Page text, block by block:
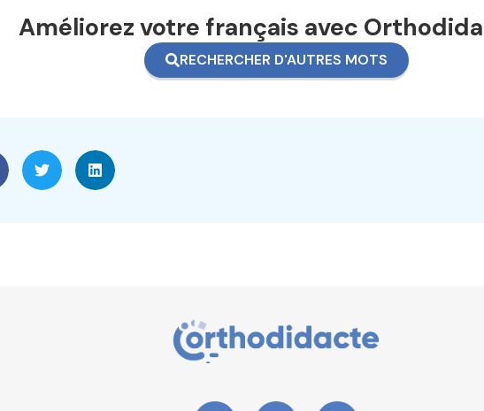
Améliorez votre français avec
RECHERCHER D'AUTRES MOTS